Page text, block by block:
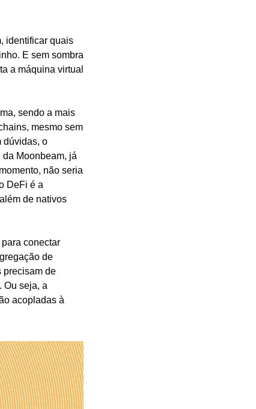
identificar quais
E sem sombra
a máquina virtual
sendo a mais
mesmo sem
dúvidas, o
Moonbeam, já
não seria
DeFi é a
de nativos
conectar
de
precisam de
Ou seja, a